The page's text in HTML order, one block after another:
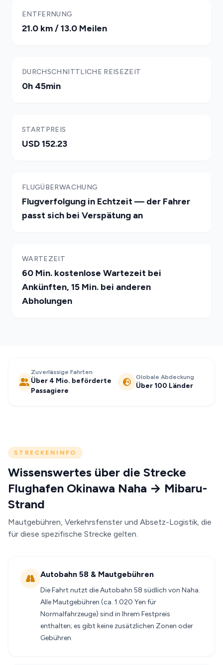
ENTFERNUNG
21.0 km / 13.0 Meilen
DURCHSCHNITTLICHE REISEZEIT
0h 45min
STARTPREIS
USD 152.23
FLUGÜBERWACHUNG
Flugverfolgung in Echtzeit — der Fahrer
passt sich bei Verspätung an
WARTEZEIT
60 Min. kostenlose Wartezeit bei
Ankünften, 15 Min. bei anderen
Abholungen
Zuverlässige Fahrten
Über 4 Mio. beförderte
Passagiere
Globale Abdeckung
Über 100 Länder
STRECKENINFO
Wissenswertes über die Strecke
Flughafen Okinawa Naha → Mibaru-
Strand
Mautgebühren, Verkehrsfenster und Absetz-Logistik, die
für diese spezifische Strecke gelten.
Autobahn 58 & Mautgebühren
Die Fahrt nutzt die Autobahn 58 südlich von Naha.
Alle Mautgebühren (ca. 1.020 Yen für
Normalfahrzeuge) sind in Ihrem Festpreis
enthalten; es gibt keine zusätzlichen Zonen oder
Gebühren.